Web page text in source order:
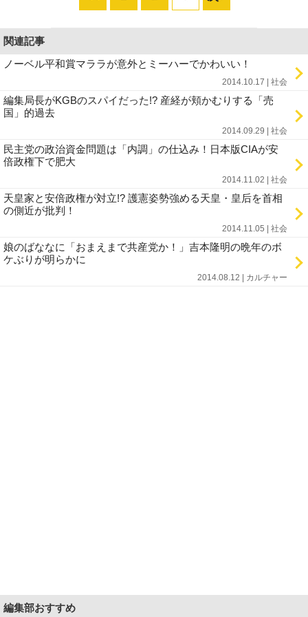
関連記事
ノーベル平和賞マララが意外とミーハーでかわいい！
2014.10.17 | 社会
編集局長がKGBのスパイだった!? 産経が頬かむりする「売
国」的過去
2014.09.29 | 社会
民主党の政治資金問題は「内調」の仕込み！日本版CIAが安
倍政権下で肥大
2014.11.02 | 社会
天皇家と安倍政権が対立!? 護憲姿勢強める天皇・皇后を首相
の側近が批判！
2014.11.05 | 社会
娘のばななに「おまえまで共産党か！」吉本隆明の晩年のボ
ケぶりが明らかに
2014.08.12 | カルチャー
編集部おすすめ